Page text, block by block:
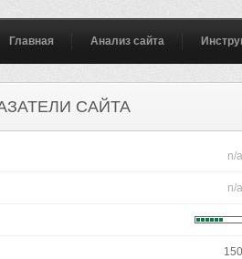
Главная Анализ сайта
САЙТА
n/a
n/a
150